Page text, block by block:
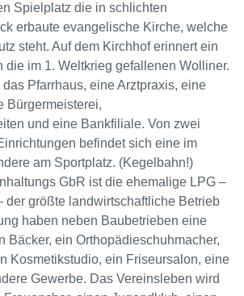
Spielplatz die in schlichten
erbaute evangelische Kirche, welche
steht. Auf dem Kirchhof erinnert ein
die im 1. Weltkrieg gefallenen Wolliner.
das Pfarrhaus, eine Arztpraxis, eine
Bürgermeisterei,
und eine Bankfiliale. Von zwei
befindet sich eine im
am Sportplatz. (Kegelbahn!)
GbR ist die ehemalige LPG –
der größte landwirtschaftliche Betrieb
haben neben Baubetrieben eine
Bäcker, ein Orthopädieschuhmacher,
Kosmetikstudio, ein Friseursalon, eine
Gewerbe. Das Vereinsleben wird